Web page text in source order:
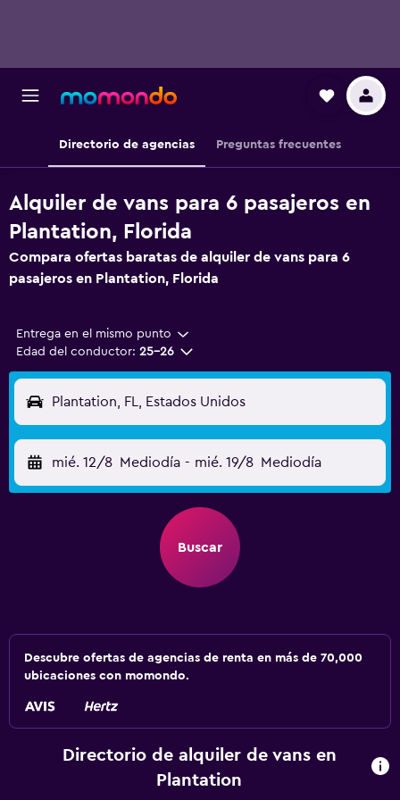
Directorio de agencias Preguntas frecuentes
Alquiler de vans para 6 pasajeros en
Plantation, Florida
Compara ofertas baratas de alquiler de vans para 6
pasajeros en Plantation, Florida
Entrega en el mismo punto
Edad del conductor: 25-26
Plantation, FL, Estados Unidos
mié. 12/8 Mediodía - mié. 19/8 Mediodía
Buscar
Descubre ofertas de agencias de renta en más de 70,000
ubicaciones con momondo.
Directorio de alquiler de vans en
Plantation